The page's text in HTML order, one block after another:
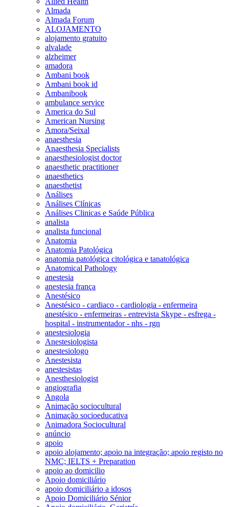
Almada
Almada Forum
ALOJAMENTO
alojamento gratuito
alvalade
alzheimer
amadora
Ambani book
Ambani book id
Ambanibook
ambulance service
America do Sul
American Nursing
Amora/Seixal
anaesthesia
Anaesthesia Specialists
anaesthesiologist doctor
anaesthetic practitioner
anaesthetics
anaesthetist
Análises
Análises Clínicas
Análises Clinicas e Saúde Pública
analista
analista funcional
Anatomia
Anatomia Patológica
anatomia patológica citológica e tanatológica
Anatomical Pathology
anestesia
anestesia frança
Anestésico
Anestésico - cardiaco - cardiologia - enfermeira
anestésico - enfermeiras - entrevista Skype - esfrega -
hospital - instrumentador - nhs - rgn
anestesiologia
Anestesiologista
anestesiologo
Anestesista
anestesistas
Anesthesiologist
angiografia
Angola
Animação sociocultural
Animação socioeducativa
Animadora Sociocultural
anúncio
apoio
apoio alojamento; apoio na integração; apoio registo no
NMC; IELTS + Preparation
apoio ao domicilio
Apoio domiciliário
apoio domiciliário a idosos
Apoio Domiciliário Sénior